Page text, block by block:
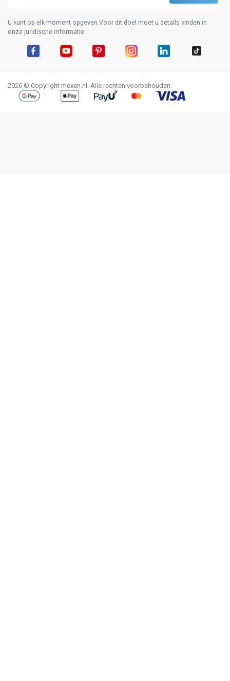
U kunt op elk moment opgeven.Voor dit doel moet u details vinden in
onze juridische informatie.
2026 © Copyright mexen.nl. Alle rechten voorbehouden.